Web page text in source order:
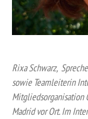
Rixa Schwarz,
sowie Teamleiterin
Mitgliedsorganisation
Madrid vor Ort. Im